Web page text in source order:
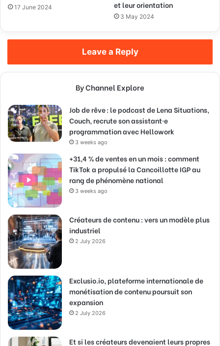
17 June 2024
et leur orientation
3 May 2024
Leave a Reply
By Channel Explore
Job de rêve : le podcast de Lena Situations,
Couch, recrute son assistant·e
programmation avec Hellowork
3 weeks ago
+31,4 % de ventes en un mois : comment
TikTok a propulsé la Cancoillotte IGP au
rang de phénomène national
3 weeks ago
Créateurs de contenu : vers un modèle plus
industriel
2 July 2026
Exclusio.io, plateforme internationale de
monétisation de contenu poursuit son
expansion
2 July 2026
Et si les créateurs devenaient leurs propres